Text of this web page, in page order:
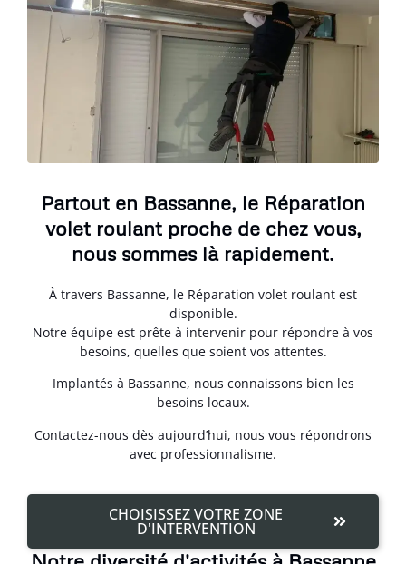
Partout en Bassanne, le Réparation
volet roulant proche de chez vous,
nous sommes là rapidement.
À travers Bassanne, le Réparation volet roulant est
disponible.
Notre équipe est prête à intervenir pour répondre à vos
besoins, quelles que soient vos attentes.
Implantés à Bassanne, nous connaissons bien les
besoins locaux.
Contactez-nous dès aujourd’hui, nous vous répondrons
avec professionnalisme.
CHOISISSEZ VOTRE ZONE
D'INTERVENTION